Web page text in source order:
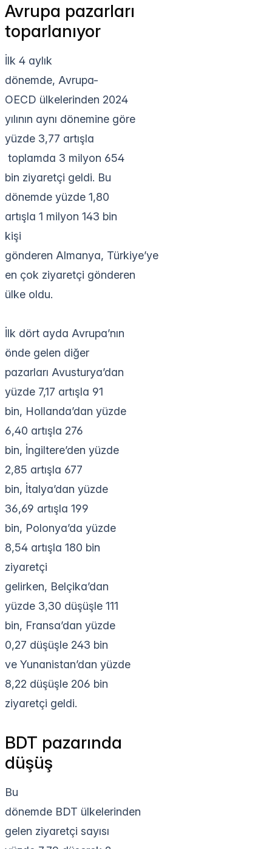
Avrupa pazarları
toparlanıyor
İlk 4 aylık
dönemde, Avrupa-
OECD ülkelerinden 2024
yılının aynı dönemine göre
yüzde 3,77 artışla
toplamda 3 milyon 654
bin ziyaretçi geldi. Bu
dönemde yüzde 1,80
artışla 1 milyon 143 bin
kişi
gönderen Almanya, Türkiye’ye
en çok ziyaretçi gönderen
ülke oldu.
İlk dört ayda Avrupa’nın
önde gelen diğer
pazarları Avusturya’dan
yüzde 7,17 artışla 91
bin, Hollanda’dan yüzde
6,40 artışla 276
bin, İngiltere’den yüzde
2,85 artışla 677
bin, İtalya’dan yüzde
36,69 artışla 199
bin, Polonya’da yüzde
8,54 artışla 180 bin
ziyaretçi
gelirken, Belçika’dan
yüzde 3,30 düşüşle 111
bin, Fransa’dan yüzde
0,27 düşüşle 243 bin
ve Yunanistan’dan yüzde
8,22 düşüşle 206 bin
ziyaretçi geldi.
BDT pazarında
düşüş
Bu
dönemde BDT ülkelerinden
gelen ziyaretçi sayısı